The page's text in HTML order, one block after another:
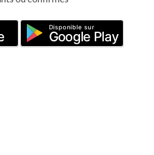
Disponible sur
Google Play